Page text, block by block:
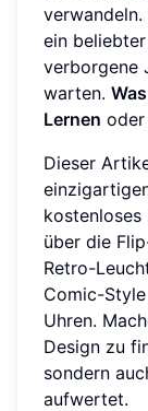
verwandeln.
ein
verborgene
warten.
Lernen oder
Dieser
kostenloses
über die
Retro-
Comic-
Uhren.
Design zu
sondern
aufwertet.